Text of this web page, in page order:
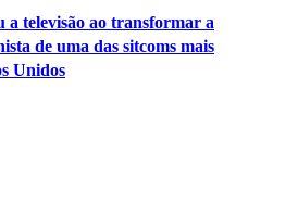
televisão ao transformar a
de uma das sitcoms mais
Unidos